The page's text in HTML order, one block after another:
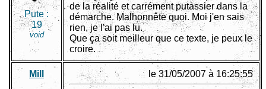
Pute :
19
void
de la réalité et carrément putassier dans la
démarche. Malhonnête quoi. Moi j'en sais
rien, je l'ai pas lu.
Que ça soit meilleur que ce texte, je peux le
croire.
Mill le 31/05/2007 à 16:25:55